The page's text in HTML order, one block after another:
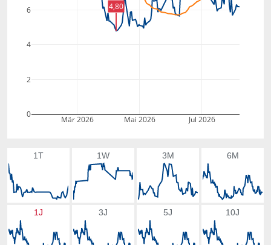
Mär 2026 Mai 2026 Jul 2026
0
2
4
6 4,80
1T 1W 3M 6M
1J 3J 5J 10J